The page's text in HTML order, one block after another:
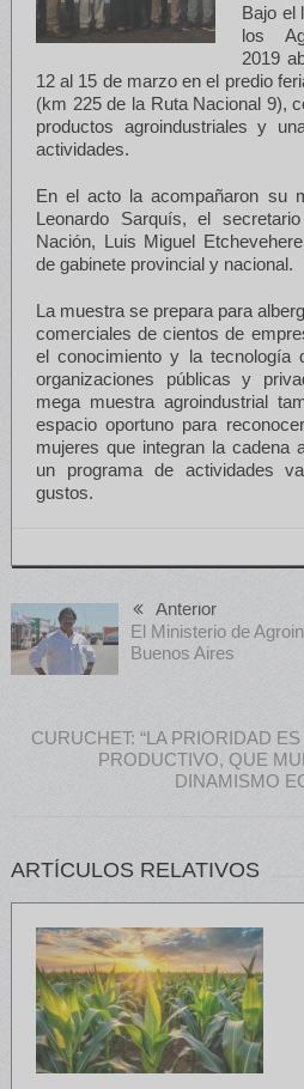
Bajo el
los
2019
12 al 15 de marzo en el predio
(km 225 de la Ruta Nacional 9),
productos agroindustriales y
actividades.
En el acto la acompañaron su
Leonardo Sarquís, el
Nación, Luis Miguel
de gabinete provincial y nacional.
La muestra se prepara para
comerciales de cientos de
el conocimiento y la tecnología
organizaciones públicas y
mega muestra agroindustrial
espacio oportuno para
mujeres que integran la cadena
un programa de actividades
gustos.
Anterior
El Ministerio de
Buenos Aires
CURUCHET: “LA PRIORIDAD
PRODUCTIVO, QUE
DINAMISMO
ARTÍCULOS RELATIVOS